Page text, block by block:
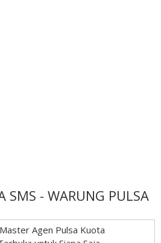
SMS - WARUNG PULSA
Agen Pulsa Kuota